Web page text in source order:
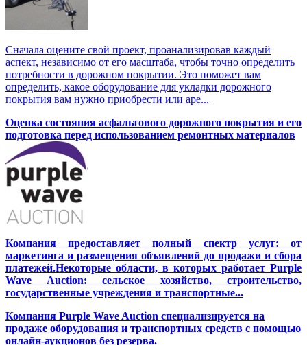
Сначала оцените свой проект, проанализировав каждый
аспект, независимо от его масштаба, чтобы точно определить
потребности в дорожном покрытии. Это поможет вам
определить, какое оборудование для укладки дорожного
покрытия вам нужно приобрести или аре...
Оценка состояния асфальтового дорожного покрытия и его
подготовка перед использованием ремонтных материалов
Компания предоставляет полный спектр услуг: от
маркетинга и размещения объявлений до продажи и сбора
платежей.Некоторые области, в которых работает Purple
Wave Auction: сельское хозяйство, строительство,
государственные учреждения и транспортные...
Компания Purple Wave Auction специализируется на
продаже оборудования и транспортных средств с помощью
онлайн-аукционов без резерва.